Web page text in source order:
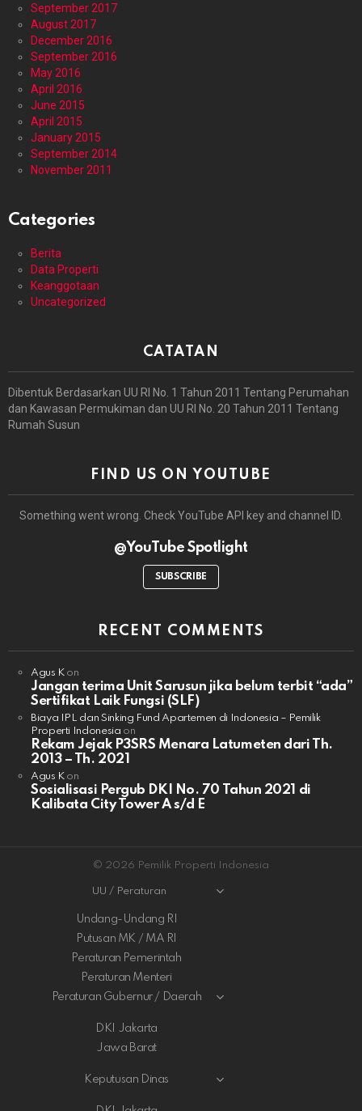
September 2017
August 2017
December 2016
September 2016
May 2016
April 2016
June 2015
April 2015
January 2015
September 2014
November 2011
Categories
Berita
Data Properti
Keanggotaan
Uncategorized
CATATAN
Dibentuk Berdasarkan UU RI No. 1 Tahun 2011 Tentang Perumahan
dan Kawasan Permukiman dan UU RI No. 20 Tahun 2011 Tentang
Rumah Susun
FIND US ON YOUTUBE
Something went wrong. Check YouTube API key and channel ID.
@YouTube Spotlight
SUBSCRIBE
RECENT COMMENTS
Agus Kon
Jangan terima Unit Sarusun jika belum terbit “ada”
Sertifikat Laik Fungsi (SLF)
Biaya IPL dan Sinking Fund Apartemen di Indonesia – Pemilik
Properti Indonesia on
Rekam Jejak P3SRS Menara Latumeten dari Th.
2013 – Th. 2021
Agus Kon
Sosialisasi Pergub DKI No. 70 Tahun 2021 di
Kalibata City Tower A s/d E
© 2026 Pemilik Properti Indonesia
UU / Peraturan
Undang-Undang RI
Putusan MK / MA RI
Peraturan Pemerintah
Peraturan Menteri
Peraturan Gubernur / Daerah
DKI Jakarta
Jawa Barat
Keputusan Dinas